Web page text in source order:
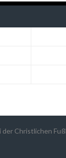
der Christlichen